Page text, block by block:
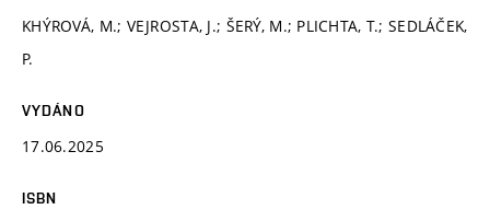
KHÝROVÁ, M.; VEJROSTA, J.; ŠERÝ, M.; PLICHTA, T.; SEDLÁČEK,
P.
VYDÁNO
17.06.2025
ISBN